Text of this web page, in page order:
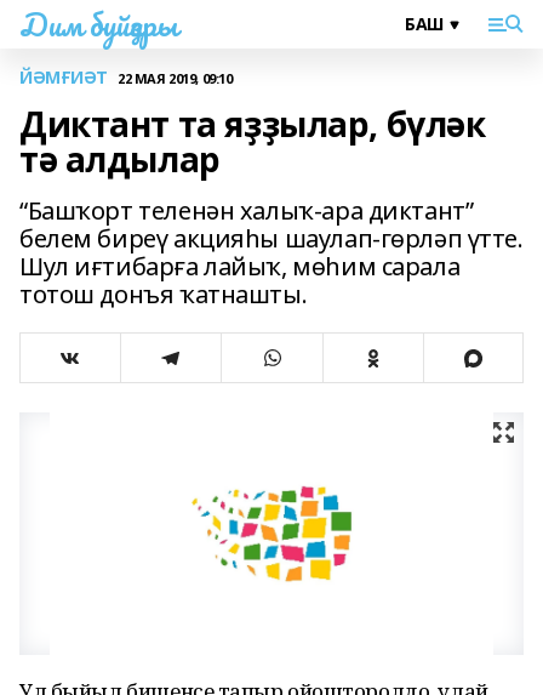
Дим буйҙары
ЙӘМҒИӘТ 22 МАЯ 2019, 09:10
Диктант та яҙҙылар, бүләк
тә алдылар
“Башҡорт теленән халыҡ-ара диктант”
белем биреү акцияһы шаулап-гөрләп үтте.
Шул иғтибарға лайыҡ, мөһим сарала
тотош донъя ҡатнашты.